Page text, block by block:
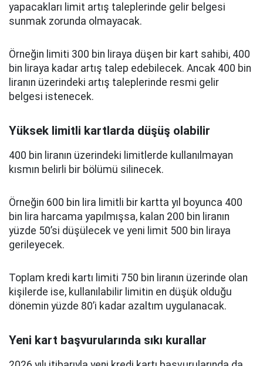
yapacakları limit artış taleplerinde gelir belgesi
sunmak zorunda olmayacak.
Örneğin limiti 300 bin liraya düşen bir kart sahibi, 400
bin liraya kadar artış talep edebilecek. Ancak 400 bin
liranın üzerindeki artış taleplerinde resmi gelir
belgesi istenecek.
Yüksek limitli kartlarda düşüş olabilir
400 bin liranın üzerindeki limitlerde kullanılmayan
kısmın belirli bir bölümü silinecek.
Örneğin 600 bin lira limitli bir kartta yıl boyunca 400
bin lira harcama yapılmışsa, kalan 200 bin liranın
yüzde 50’si düşülecek ve yeni limit 500 bin liraya
gerileyecek.
Toplam kredi kartı limiti 750 bin liranın üzerinde olan
kişilerde ise, kullanılabilir limitin en düşük olduğu
dönemin yüzde 80’i kadar azaltım uygulanacak.
Yeni kart başvurularında sıkı kurallar